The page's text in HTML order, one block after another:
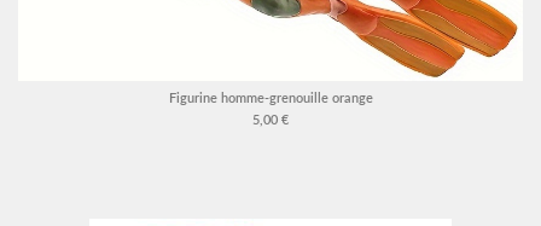
Figurine homme-grenouille orange
5,00 €